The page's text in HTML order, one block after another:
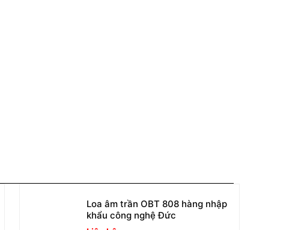
Loa âm trần OBT 808 hàng nhập
khẩu công nghệ Đức